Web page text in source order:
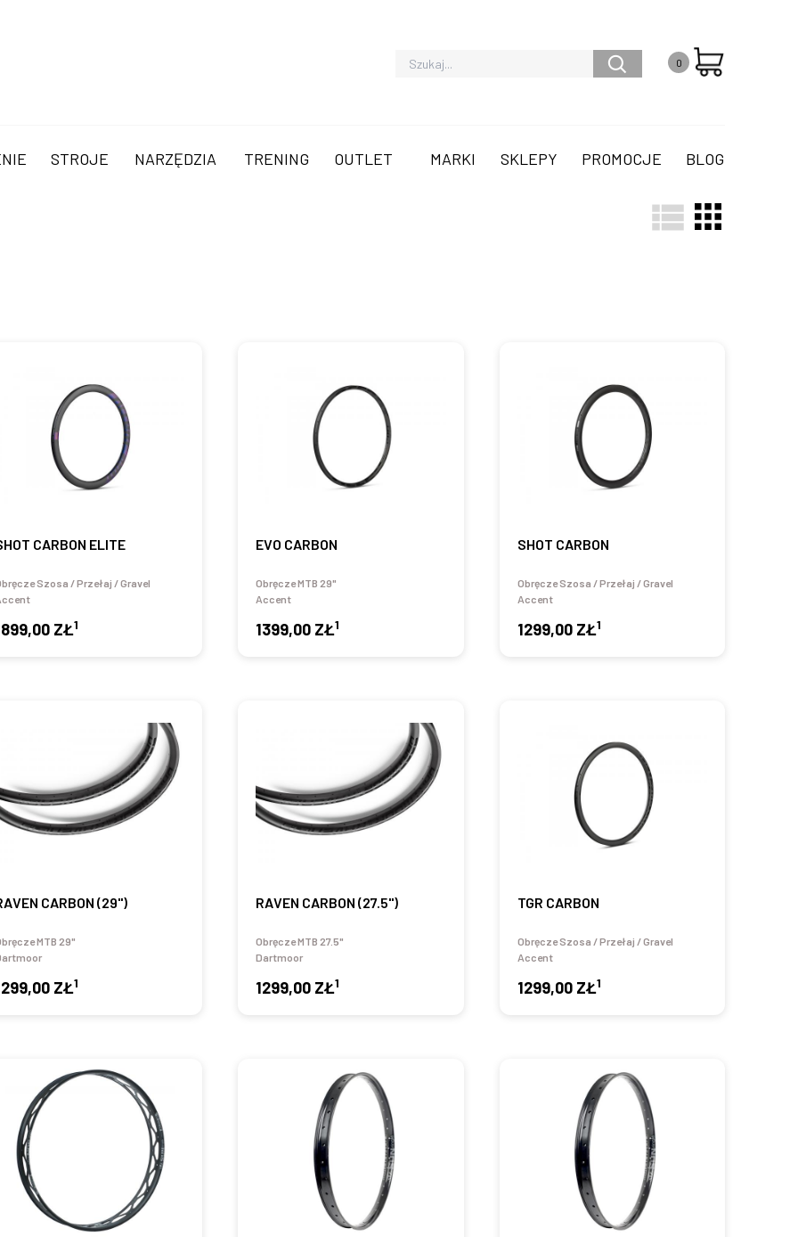
0
STROJE NARZĘDZIA TRENING OUTLET MARKI SKLEPY PROMOCJE BLOG
CARBON ELITE
Szosa / Przełaj / Gravel
ZŁ1
EVO CARBON
Obręcze MTB 29"
Accent
1399,00 ZŁ1
SHOT CARBON
Obręcze Szosa / Przełaj / Gravel
Accent
1299,00 ZŁ1
CARBON (29")
MTB 29"
ZŁ1
RAVEN CARBON (27.5")
Obręcze MTB 27.5"
Dartmoor
1299,00 ZŁ1
TGR CARBON
Obręcze Szosa / Przełaj / Gravel
Accent
1299,00 ZŁ1